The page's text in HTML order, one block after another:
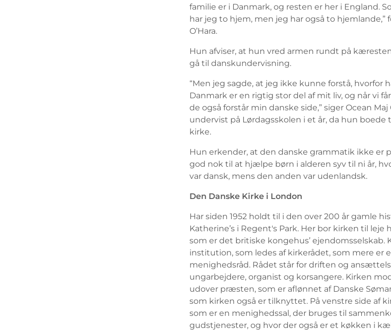
familie er i Danmark, og resten er her i England.
har jeg to hjem, men jeg har også to hjemlande,”
O’Hara.
Hun afviser, at hun vred armen rundt på
gå til danskundervisning.
“Men jeg sagde, at jeg ikke kunne forstå, hvorfor
Danmark er en rigtig stor del af mit liv, og når vi
de også forstår min danske side,” siger Ocean Maj
undervist på Lørdagsskolen i et år, da hun
kirke.
Hun erkender, at den danske grammatik ikke er
god nok til at hjælpe børn i alderen syv til ni år,
var dansk, mens den anden var udenlandsk.
Den Danske Kirke i London
Har siden 1952 holdt til i den over 200 år gamle
Katherine’s i Regent's Park. Her bor kirken til leje
som er det britiske kongehus’ ejendomsselskab.
institution, som ledes af kirkerådet, som mere er
menighedsråd. Rådet står for driften og
ungarbejdere, organist og korsangere. Kirken
udover præsten, som er aflønnet af Danske
som kirken også er tilknyttet. På venstre side af
som er en menighedssal, der bruges til
gudstjenester, og hvor der også er et køkken i